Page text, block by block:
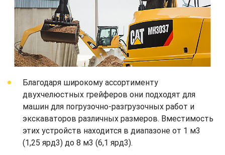
Благодаря широкому ассортименту
двухчелюстных грейферов они подходят для
машин для погрузочно-разгрузочных работ и
экскаваторов различных размеров. Вместимость
этих устройств находится в диапазоне от 1 м3
(1,25 ярд3) до 8 м3 (6,1 ярд3).